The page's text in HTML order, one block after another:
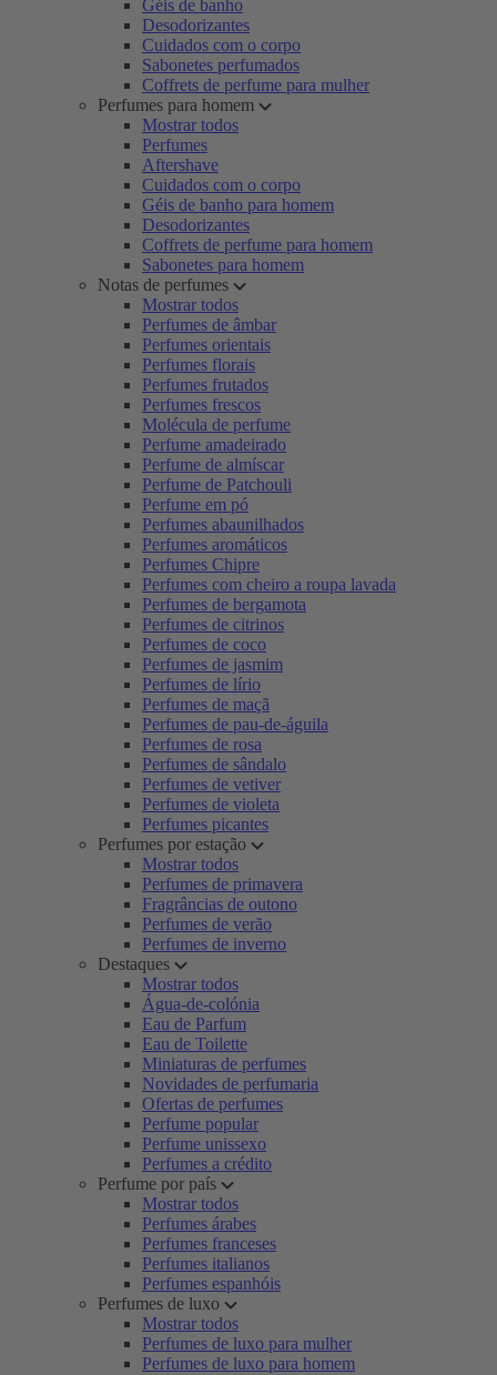
Géis de banho
Desodorizantes
Cuidados com o corpo
Sabonetes perfumados
Coffrets de perfume para mulher
Perfumes para homem
Mostrar todos
Perfumes
Aftershave
Cuidados com o corpo
Géis de banho para homem
Desodorizantes
Coffrets de perfume para homem
Sabonetes para homem
Notas de perfumes
Mostrar todos
Perfumes de âmbar
Perfumes orientais
Perfumes florais
Perfumes frutados
Perfumes frescos
Molécula de perfume
Perfume amadeirado
Perfume de almíscar
Perfume de Patchouli
Perfume em pó
Perfumes abaunilhados
Perfumes aromáticos
Perfumes Chipre
Perfumes com cheiro a roupa lavada
Perfumes de bergamota
Perfumes de citrinos
Perfumes de coco
Perfumes de jasmim
Perfumes de lírio
Perfumes de maçã
Perfumes de pau-de-águila
Perfumes de rosa
Perfumes de sândalo
Perfumes de vetiver
Perfumes de violeta
Perfumes picantes
Perfumes por estação
Mostrar todos
Perfumes de primavera
Fragrâncias de outono
Perfumes de verão
Perfumes de inverno
Destaques
Mostrar todos
Água-de-colónia
Eau de Parfum
Eau de Toilette
Miniaturas de perfumes
Novidades de perfumaria
Ofertas de perfumes
Perfume popular
Perfume unissexo
Perfumes a crédito
Perfume por país
Mostrar todos
Perfumes árabes
Perfumes franceses
Perfumes italianos
Perfumes espanhóis
Perfumes de luxo
Mostrar todos
Perfumes de luxo para mulher
Perfumes de luxo para homem